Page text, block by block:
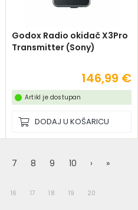
Godox Radio okidač X3Pro
Transmitter (Sony)
146,99 €
Artikl je dostupan
DODAJ U KOŠARICU
7 8 9 10 › »
16 17 18 19 20